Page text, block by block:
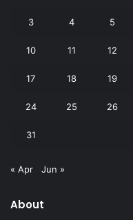
3 4 5
10 11 12
17 18 19
24 25 26
31
« Apr Jun »
About